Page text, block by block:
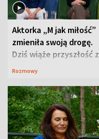
Aktorka „M jak miłość”
zmieniła swoją drogę.
Dziś wiąże przyszłość z
neurobiologią
Rozmowy